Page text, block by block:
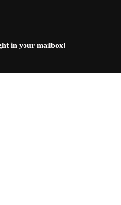
in your mailbox!